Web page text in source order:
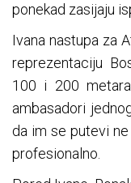
ponekad zasijaju
Ivana nastupa za
reprezentaciju
100 i 200
ambasadori
da im se putevi
profesionalno.